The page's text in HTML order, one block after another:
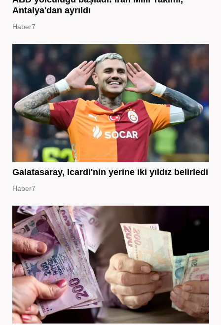
Antalya'dan ayrıldı
Haber7
Galatasaray, Icardi'nin yerine iki yıldız belirledi
Haber7